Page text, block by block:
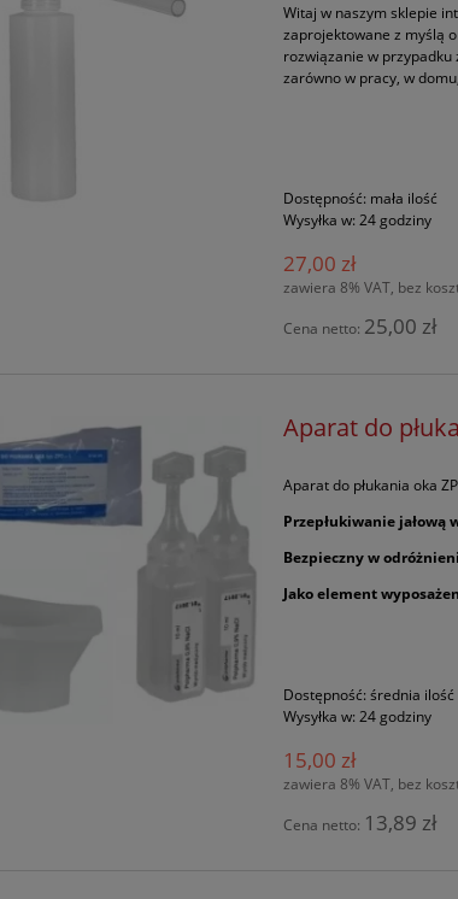
Witaj w naszym sklepie
zaprojektowane z myślą
rozwiązanie w przypadku
zarówno w pracy, w
Dostępność: mała ilość
Wysyłka w: 24 godziny
27,00 zł
zawiera 8% VAT, bez
Cena netto: 25,00 zł
Aparat do
Aparat do płukania oka
Przepłukiwanie jałową
Bezpieczny w
Jako element
Dostępność: średnia ilość
Wysyłka w: 24 godziny
15,00 zł
zawiera 8% VAT, bez
Cena netto: 13,89 zł